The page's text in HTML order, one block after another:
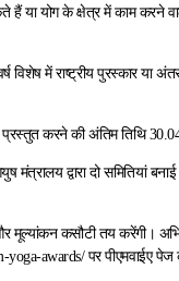
या योग के क्षेत्र में काम करने
में राष्‍ट्रीय पुरस्‍कार या
प्रस्‍तुत करने की अंतिम तिथि
द्वारा दो समितियां
मूल्‍यांकन कसौटी तय करेंगी।
yoga-awards/ पर पीएमवाईए